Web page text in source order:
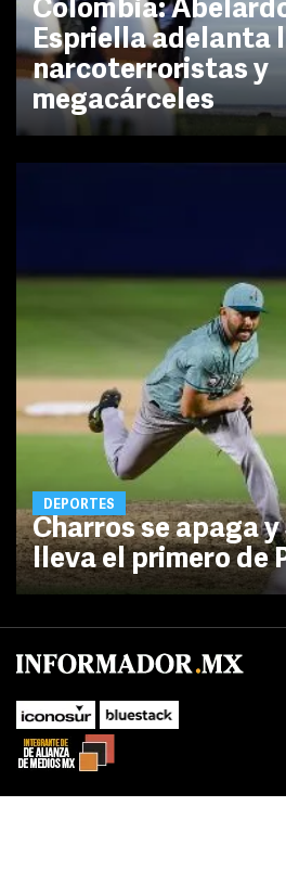
Colombia:
Espriella adelanta
narcoterroristas y
megacárceles
DEPORTES
Charros se apaga
lleva el primero de